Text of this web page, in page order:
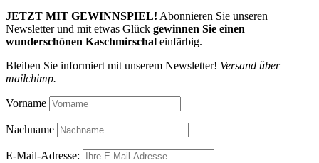
JETZT MIT GEWINNSPIEL! Abonnieren Sie unseren
Newsletter und mit etwas Glück gewinnen Sie einen
wunderschönen Kaschmirschal einfärbig.
Bleiben Sie informiert mit unserem Newsletter! Versand über
mailchimp.
Vorname
Nachname
E-Mail-Adresse: